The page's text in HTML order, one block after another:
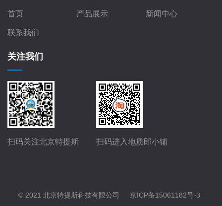
首页 产品展示 新闻中心
联系我们
关注我们
扫码关注北京特提斯 扫码进入地质郎小铺
© 2021 北京特提斯科技有限公司 京ICP备15061182号-3